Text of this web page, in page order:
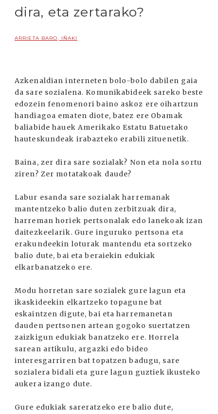
dira, eta zertarako?
ARRIETA BARO, IÑAKI
Azkenaldian interneten bolo-bolo dabilen gaia
da sare sozialena. Komunikabideek sareko beste
edozein fenomenori baino askoz ere oihartzun
handiagoa ematen diote, batez ere Obamak
baliabide hauek Amerikako Estatu Batuetako
hauteskundeak irabazteko erabili zituenetik.
Baina, zer dira sare sozialak? Non eta nola sortu
ziren? Zer motatakoak daude?
Labur esanda sare sozialak harremanak
mantentzeko balio duten zerbitzuak dira,
harreman horiek pertsonalak edo lanekoak izan
daitezkeelarik. Gure inguruko pertsona eta
erakundeekin loturak mantendu eta sortzeko
balio dute, bai eta beraiekin edukiak
elkarbanatzeko ere.
Modu horretan sare sozialek gure lagun eta
ikaskideekin elkartzeko topagune bat
eskaintzen digute, bai eta harremanetan
dauden pertsonen artean gogoko suertatzen
zaizkigun edukiak banatzeko ere. Horrela
sarean artikulu, argazki edo bideo
interesgarriren bat topatzen badugu, sare
sozialera bidali eta gure lagun guztiek ikusteko
aukera izango dute.
Gure edukiak sareratzeko ere balio dute,